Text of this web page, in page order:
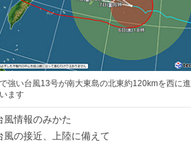
強い台風13号が南大東島の北東約120kmを西に進
ます
風情報のみかた
風の接近、上陸に備えて